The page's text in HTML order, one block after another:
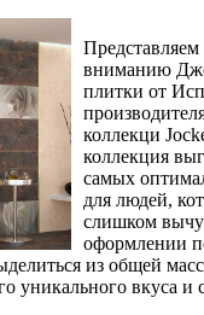
вниманию
плитки от
коллекци
коллекция
самых
для людей,
слишком
оформлении
из общей
уникального вкуса и